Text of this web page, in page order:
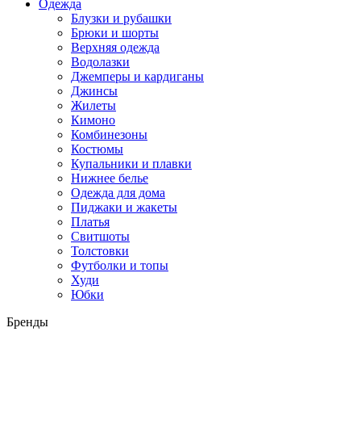
Одежда
Блузки и рубашки
Брюки и шорты
Верхняя одежда
Водолазки
Джемперы и кардиганы
Джинсы
Жилеты
Кимоно
Комбинезоны
Костюмы
Купальники и плавки
Нижнее белье
Одежда для дома
Пиджаки и жакеты
Платья
Свитшоты
Толстовки
Футболки и топы
Худи
Юбки
Бренды